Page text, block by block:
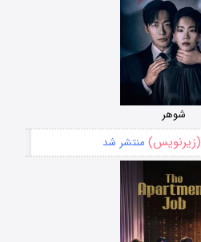
شوهر
منتشر شد